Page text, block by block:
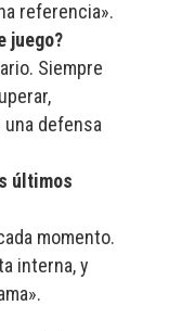
referencia».
juego?
Siempre
defensa
últimos
momento.
interna, y